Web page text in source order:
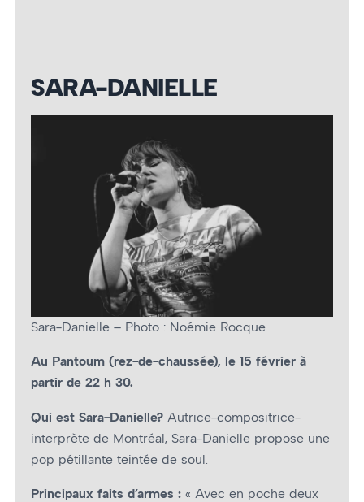
SARA-DANIELLE
Sara-Danielle – Photo : Noémie Rocque
Au Pantoum (rez-de-chaussée), le 15 février à
partir de 22 h 30.
Qui est Sara-Danielle? Autrice-compositrice-
interprète de Montréal, Sara-Danielle propose une
pop pétillante teintée de soul.
Principaux faits d’armes : « Avec en poche deux